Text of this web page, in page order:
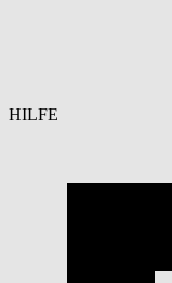
HILFE